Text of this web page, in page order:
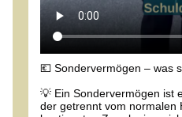
💶 Sondervermögen – was
💡 Ein Sondervermögen ist
der getrennt vom normalen